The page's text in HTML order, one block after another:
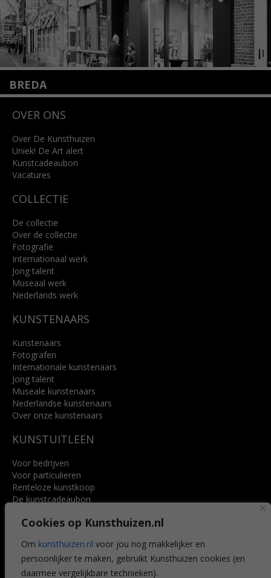
Cookies op Kunsthuizen.nl
Om kunsthuizen.nl voor jou nog makkelijker en
persoonlijker te maken, gebruikt Kunsthuizen cookies (en
daarmee vergelijkbare technieken).
BREDA
4818 SB Breda
info@kunsthuisbreda.nl
Lees meer
OVER ONS
Over De Kunsthuizen
Uniek! De Art alert
Kunstcadeaubon
Vacatures
COLLECTIE
De collectie
Over de collectie
Fotografie
Internationaal werk
Jong talent
Museaal werk
Nederlands werk
KUNSTENAARS
Kunstenaars
Fotografen
Internationale kunstenaars
Jong talent
Museale kunstenaars
Nederlandse kunstenaars
Over onze kunstenaars
KUNSTUITLEEN
Voor bedrijven
Voor particulieren
Renteloze kunstkoop
De kunstcadeaubon
Voordelen
Veelgestelde vragen
CONTACT